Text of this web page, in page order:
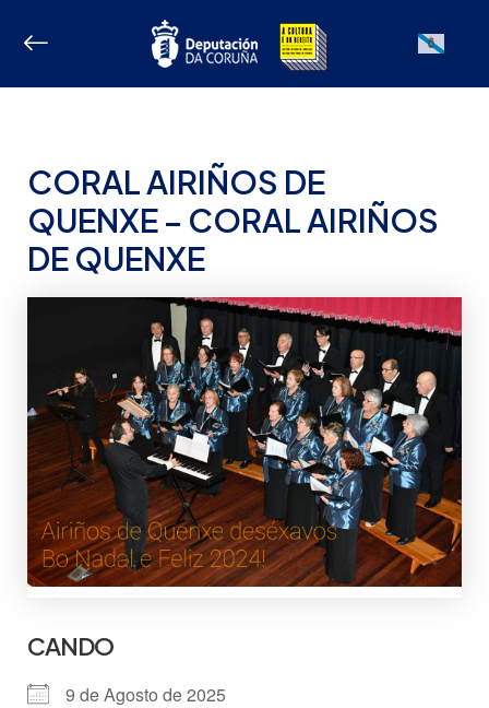
Galician
CORAL AIRIÑOS DE
QUENXE – CORAL AIRIÑOS
DE QUENXE
CANDO
9 de Agosto de 2025